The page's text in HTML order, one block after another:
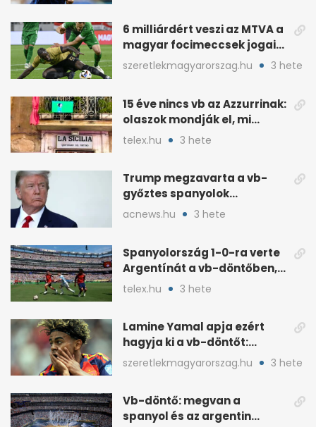
6 milliárdért veszi az MTVA a
magyar focimeccsek jogait
a 2026–27-es idényre
szeretlekmagyarorszag.hu 3 hete
15 éve nincs vb az Azzurrinak:
olaszok mondják el, mi
romlott el
telex.hu 3 hete
Trump megzavarta a vb-
győztes spanyolok
ünneplését a trófeaátadón
acnews.hu 3 hete
Spanyolország 1-0-ra verte
Argentínát a vb-döntőben,
hosszabbításban
telex.hu 3 hete
Lamine Yamal apja ezért
hagyja ki a vb-döntőt:
otthonról szurkol
szeretlekmagyarorszag.hu 3 hete
Vb-döntő: megvan a
spanyol és az argentin